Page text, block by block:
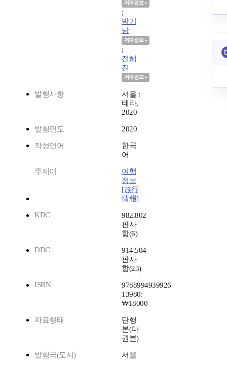
;
박기
남
;
전혜
진
발행사항
서울 :
테라,
2020
발행연도 2020
작성언어
한국
어
주제어
여행
정보
[旅行
情報]
KDC
982.802
판사
항(6)
DDC
914.504
판사
항(23)
ISBN
9788994939926
13980:
₩18000
자료형태
단행
본(다
권본)
발행국(도시) 서울